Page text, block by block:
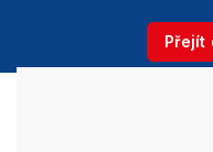
Přejít